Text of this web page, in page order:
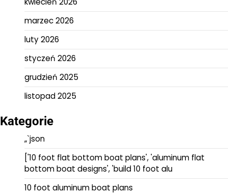
marzec 2026
luty 2026
styczeń 2026
grudzień 2025
listopad 2025
Kategorie
„`json
['10 foot flat bottom boat plans', 'aluminum flat
bottom boat designs', 'build 10 foot alu
10 foot aluminum boat plans